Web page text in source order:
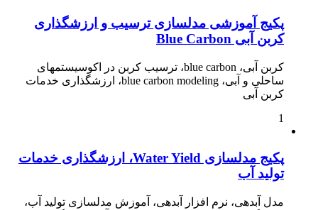
پکیج آموزشی مدلسازی ترسیب و ارزشگذاری
کربن آبی Blue Carbon
کربن آبی، blue carbon، ترسیب کربن در اکوسیستمهای
ساحلی و آبی، blue carbon modeling، ارزشگذاری خدمات
کربن آبی
1
پکیج مدلسازی Water Yield، ارزشگذاری خدمات
تولید آب
مدل آبدهی، نرم افزار آبدهی، آموزش مدلسازی تولید آب،